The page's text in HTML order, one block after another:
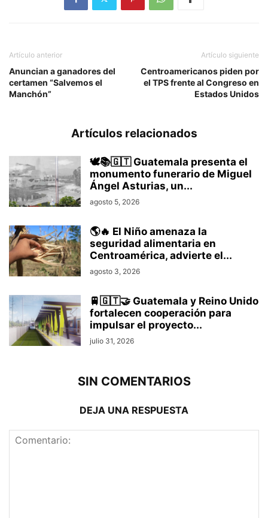
Artículo anterior
Anuncian a ganadores del
certamen “Salvemos el
Manchón”
Artículo siguiente
Centroamericanos piden por
el TPS frente al Congreso en
Estados Unidos
Artículos relacionados
🕊️📚🇬🇹 Guatemala presenta el
monumento funerario de Miguel
Ángel Asturias, un...
agosto 5, 2026
🌎🔥 El Niño amenaza la
seguridad alimentaria en
Centroamérica, advierte el...
agosto 3, 2026
🚆🇬🇹🤝 Guatemala y Reino Unido
fortalecen cooperación para
impulsar el proyecto...
julio 31, 2026
SIN COMENTARIOS
DEJA UNA RESPUESTA